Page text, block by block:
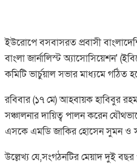
ইউরোপে বসবাসরত প্রবাসী
বাংলা জার্নালিস্ট অ্যাসোসিয়েশন'
কমিটি ভার্চুয়াল সভার মাধ্যমে গঠিত
রবিবার (১৭ মে) আহবায়ক হাবিবুর
সঞ্চালনার দায়িত্ব পালন করেন
এসকে এমডি জাকির হোসেন সুমন ও
উল্লেখ্য যে,সংগঠনটির মেয়াদ দুই